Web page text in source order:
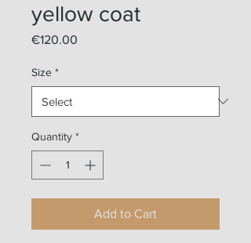
yellow coat
€120.00
Size *
Quantity *
Add to Cart